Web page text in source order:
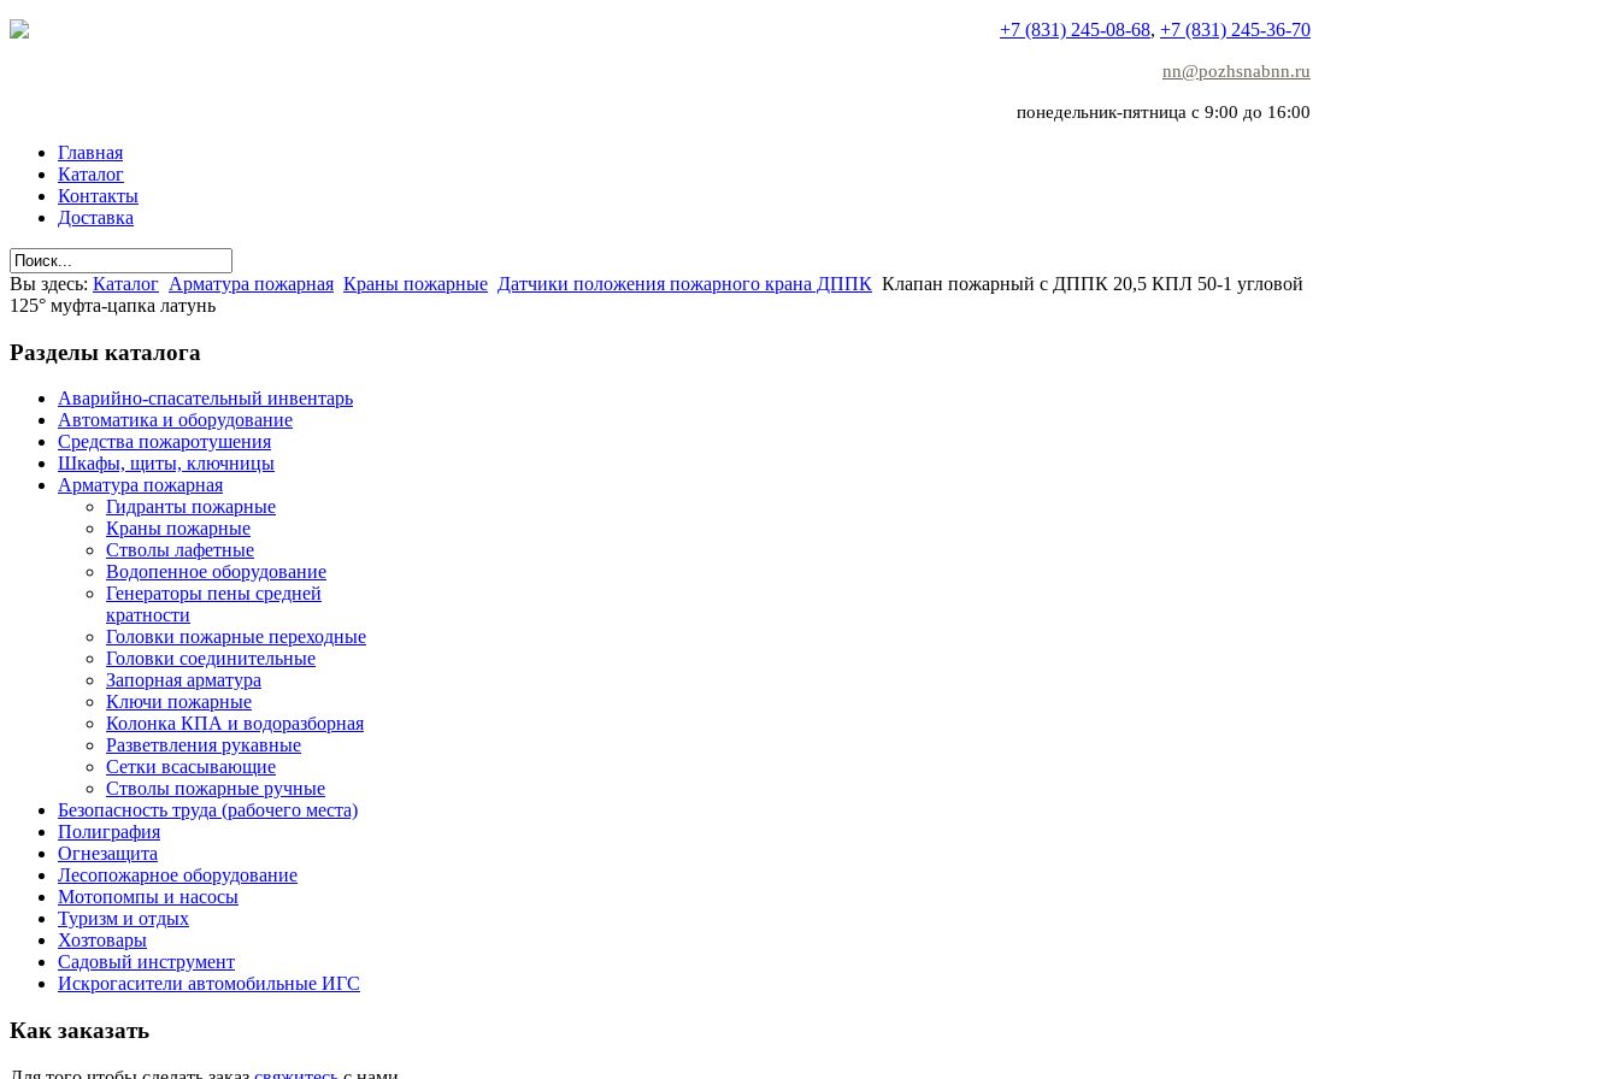
+7 (831) 245-08-68, +7 (831) 245-36-70
nn@pozhsnabnn.ru
понедельник-пятница с 9:00 до 16:00
Главная
Каталог
Контакты
Доставка
Вы здесь: Каталог Арматура пожарная Краны пожарные Датчики положения пожарного крана ДППК Клапан пожарный с ДППК 20,5 КПЛ 50-1 угловой
125° муфта-цапка латунь
Разделы каталога
Аварийно-спасательный инвентарь
Автоматика и оборудование
Средства пожаротушения
Шкафы, щиты, ключницы
Арматура пожарная
Гидранты пожарные
Краны пожарные
Стволы лафетные
Водопенное оборудование
Генераторы пены средней
кратности
Головки пожарные переходные
Головки соединительные
Запорная арматура
Ключи пожарные
Колонка КПА и водоразборная
Разветвления рукавные
Сетки всасывающие
Стволы пожарные ручные
Безопасность труда (рабочего места)
Полиграфия
Огнезащита
Лесопожарное оборудование
Мотопомпы и насосы
Туризм и отдых
Хозтовары
Садовый инструмент
Искрогасители автомобильные ИГС
Как заказать